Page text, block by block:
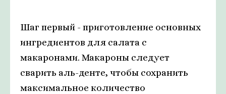
Шаг первый - приготовление основных
ингредиентов для салата с
макаронами. Макароны следует
сварить аль-денте, чтобы сохранить
максимальное количество